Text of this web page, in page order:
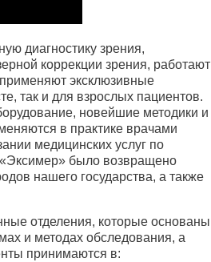
диагностику зрения,
коррекции зрения, работают
эксклюзивные
так и для взрослых пациентов.
новейшие методики и
в практике врачами
медицинских услуг по
было возвращено
нашего государства, а также
отделения, которые основаны
и методах обследования, а
принимаются в: